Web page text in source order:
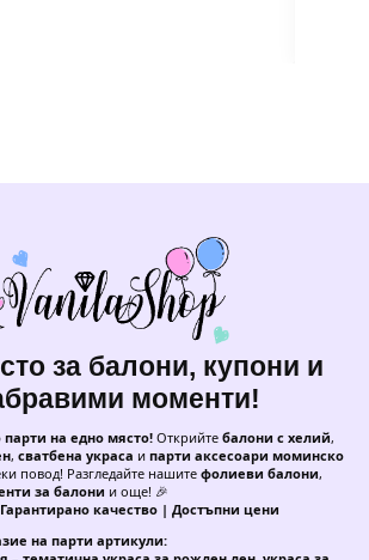
за балони, купони и
моменти!
на едно място! Открийте балони с хелий,
, сватбена украса и парти аксесоари моминско
повод! Разгледайте нашите фолиеви балони,
за балони и още! 🎉
качество | Достъпни цени
на парти артикули: